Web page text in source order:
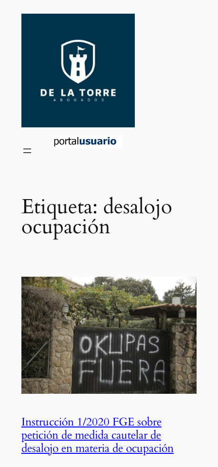
Etiqueta: desalojo
ocupación
Instrucción 1/2020 FGE sobre
petición de medida cautelar de
desalojo en materia de ocupación